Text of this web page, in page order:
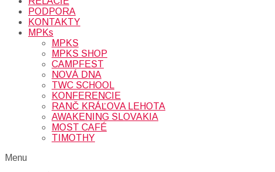
PODPORA
KONTAKTY
MPKs
MPKS
MPKS SHOP
CAMPFEST
NOVÁ DNA
TWC SCHOOL
KONFERENCIE
RANČ KRÁĽOVA LEHOTA
AWAKENING SLOVAKIA
MOST CAFÉ
TIMOTHY
Menu